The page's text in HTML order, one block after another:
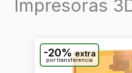
Impresoras
-20%extra
por transferencia